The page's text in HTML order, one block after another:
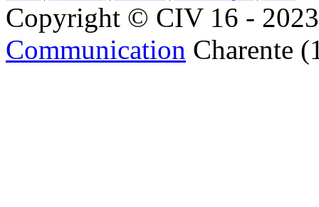
Copyright © CIV 16 -
Communication Charente